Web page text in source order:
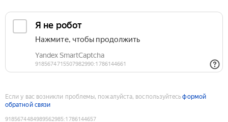
Если у вас возникли проблемы, пожалуйста, воспользуйтесьформой
обратной связи
9185674484989562985:1786144657